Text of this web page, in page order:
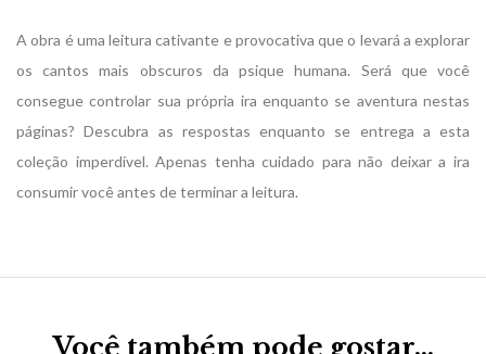
A obra é uma leitura cativante e provocativa que o levará a explorar
os cantos mais obscuros da psique humana. Será que você
consegue controlar sua própria ira enquanto se aventura nestas
páginas? Descubra as respostas enquanto se entrega a esta
coleção imperdível. Apenas tenha cuidado para não deixar a ira
consumir você antes de terminar a leitura.
Você também pode gostar…